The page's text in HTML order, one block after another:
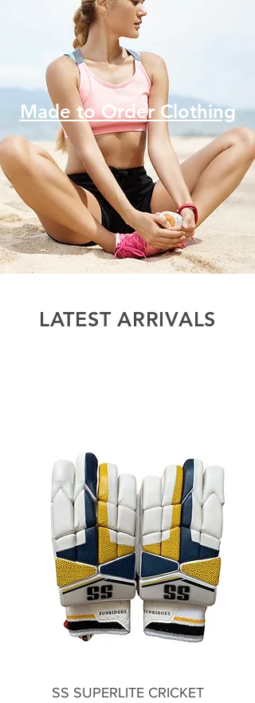
Made to Order Clothing
LATEST ARRIVALS
SS SUPERLITE CRICKET